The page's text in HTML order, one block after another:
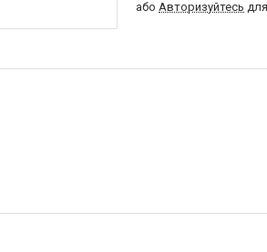
абоАвторизуйтесь